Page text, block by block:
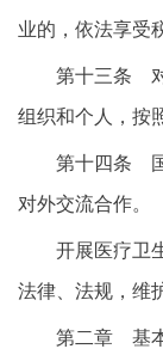
业的，依法享受
第十三条
组织和个人，按
第十四条
对外交流合作。
开展医疗卫
法律、法规，维
第二章 基